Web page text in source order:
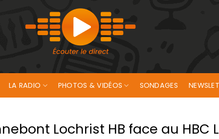
LA RADIO PHOTOS & VIDÉOS SONDAGES
Lochrist HB face au HBC